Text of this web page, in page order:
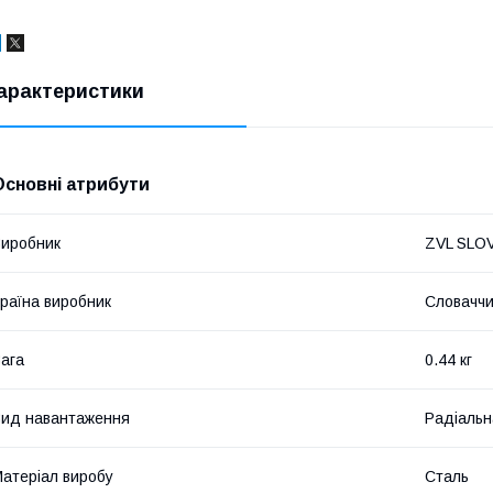
атрибути
ZVL
виробник
0.44 кг
навантаження
виробу Сталь